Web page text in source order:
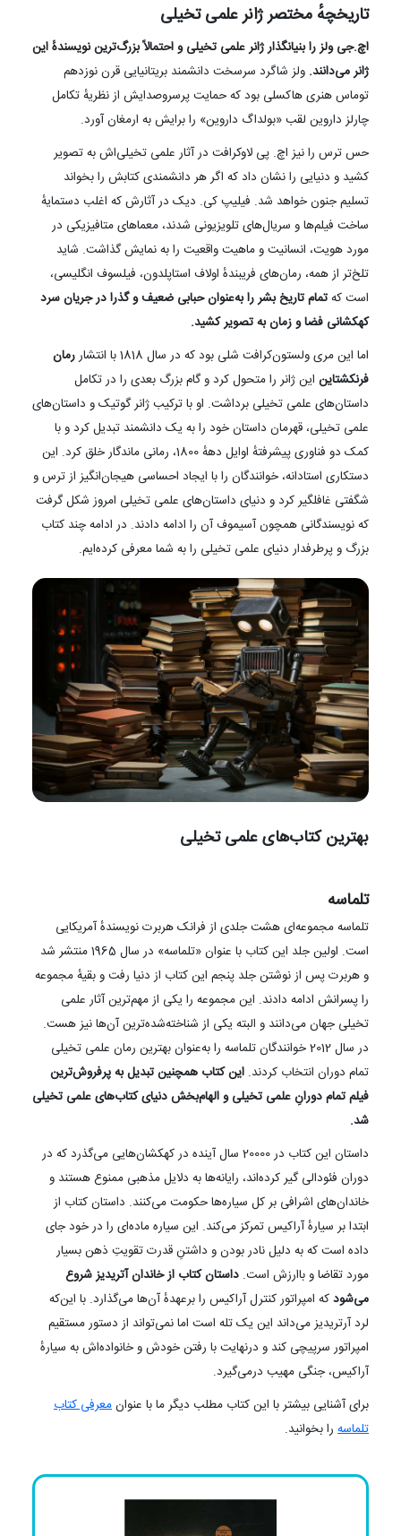
تاریخچهٔ مختصر ژانر علمی تخیلی
اچ.جی ولز را بنیانگذار ژانر علمی تخیلی و احتمالاً بزرگ‌ترین نویسندهٔ این
ژانر می‌دانند. ولز شاگرد سرسخت دانشمند بریتانیایی قرن نوزدهم
توماس هنری هاکسلی بود که حمایت پرسروصدایش از نظریهٔ تکامل
چارلز داروین لقب «بولداگ داروین» را برایش به ارمغان آورد.
حس ترس را نیز اچ. پی لاوکرافت در آثار علمی تخیلی‌اش به تصویر
کشید و دنیایی را نشان داد که اگر هر دانشمندی کتابش را بخواند
تسلیم جنون خواهد شد. فیلیپ کی. دیک در آثارش که اغلب دستمایهٔ
ساخت فیلم‌ها و سریال‌های تلویزیونی شدند، معماهای متافیزیکی در
مورد هویت، انسانیت‌ و ماهیت واقعیت را به نمایش گذاشت. شاید
تلخ‌تر از همه، رمان‌‌های فریبندهٔ اولاف استاپلدون، فیلسوف انگلیسی،
است کهتمام تاریخ بشر را به‌عنوان حبابی ضعیف و گذرا در جریان سرد
کهکشانی فضا و زمان به تصویر کشید.
اما این مری ولستون‌کرافت شلی بود که در سال 1818 با انتشار
رمان
فرنکشتاین این ژانر را متحول کرد و گام بزرگ بعدی را در تکامل
داستان‌های علمی تخیلی برداشت. او با ترکیب ژانر گوتیک و داستان‌های
علمی تخیلی، قهرمان داستان خود را به یک دانشمند تبدیل کرد و با
کمک دو فناوری پیشرفتهٔ اوایل دههٔ 1800، رمانی ماندگار خلق کرد. این
دستکاری استادانه، خوانندگان را با ایجاد احساسی هیجان‌انگیز از ترس و
شگفتی غافلگیر کرد و دنیای داستان‌های علمی تخیلی امروز شکل گرفت
که نویسندگانی همچون آسیموف آن را ادامه دادند. در ادامه چند کتاب
بزرگ و پرطرفدار دنیای علمی تخیلی را به شما معرفی کرده‌ایم.
بهترین کتاب‌‌های علمی تخیلی
تلماسه
تلماسه مجموعه‌ای هشت جلدی از فرانک هربرت نویسندهٔ آمریکایی
است. اولین جلد این کتاب با عنوان «تلماسه» در سال 1965 منتشر شد
و هربرت پس از نوشتن جلد پنجم این کتاب از دنیا رفت و بقیهٔ مجموعه
را پسرانش ادامه دادند. این مجموعه را یکی از مهم‌ترین آثار علمی
تخیلی جهان می‌دانند و البته یکی از شناخته‌شده‌ترین آن‌ها نیز هست.
در سال 2012 خوانندگان تلماسه را به‌عنوان بهترین رمان علمی تخیلی
تمام دوران انتخاب کردند. این کتاب همچنین تبدیل به پرفروش‌ترین
فیلم تمام دورانِ علمی تخیلی و الهام‌بخش دنیای کتاب‌های علمی تخیلی
شد.
داستان این کتاب در 20000 سال آینده در کهکشان‌هایی می‌گذرد که در
دوران فئودالی گیر کرده‌اند، رایانه‌ها به دلایل مذهبی ممنوع هستند و
خاندان‌های اشرافی بر کل سیاره‌ها حکومت می‌کنند. داستان کتاب از
ابتدا بر سیارهٔ آراکیس تمرکز می‌کند. این سیاره ماده‌ای را در خود جای
داده است که به دلیل نادر بودن و داشتنِ قدرت تقویتِ ذهن بسیار
مورد تقاضا و باارزش است. داستان کتاب از خاندان آتریدیز شروع
می‌شودکه امپراتور کنترل آراکیس را برعهدهٔ آن‌ها می‌گذارد. با این‌که
لرد آرتریدیز می‌داند این یک تله است اما نمی‌تواند از دستور مستقیم
امپراتور سرپیچی کند و درنهایت با رفتن خودش و خانواده‌اش به سیارهٔ
آراکیس، جنگی مهیب درمی‌گیرد.
برای آشنایی بیشتر با این کتاب مطلب دیگر ما با عنوانمعرفی کتاب
تلماسه را بخوانید.